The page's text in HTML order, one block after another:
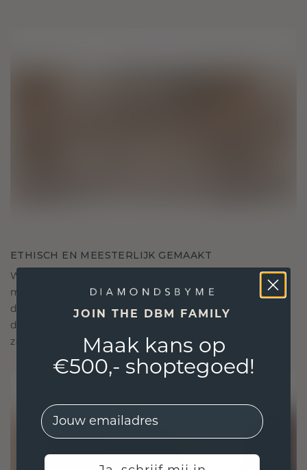
ETHISCH EN MEESTERLIJK GEMAAKT
We gebruiken alleen de beste, milieuvriendelijke
materialen en lab-grown diamanten. Onze
deskundige goudsmeden combineren
duurzaamheid met ongeëvenaard vakmanschap,
zodat je sieraden zowel ethisch als prachtig zijn.
JOIN THE DBM FAMILY
Maak kans op
€500,- shoptegoed!
EMail